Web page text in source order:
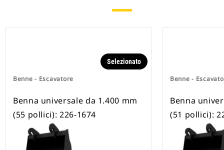
Benne - Escavatore
Selezionato
Benna universale da 1.400 mm
(55 pollici): 226-1674
Benne -
Benna
(51 pollici):